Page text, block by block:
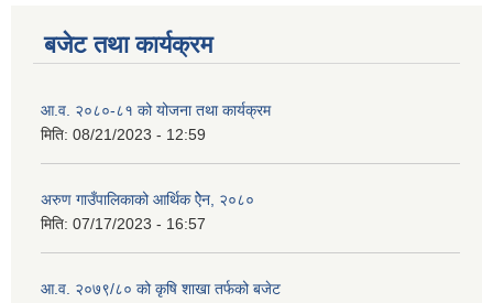
बजेट तथा कार्यक्रम
आ.व. २०८०-८१ को योजना तथा कार्यक्रम
मिति: 08/21/2023 - 12:59
अरुण गाउँपालिकाको आर्थिक ऐेन, २०८०
मिति: 07/17/2023 - 16:57
आ.व. २०७९/८० को कृषि शाखा तर्फको बजेट